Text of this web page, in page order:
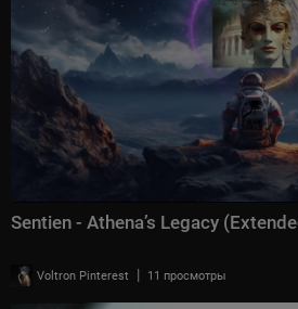
Sentien - Athena’s Legacy
Voltron Pinterest | 11 просмотры